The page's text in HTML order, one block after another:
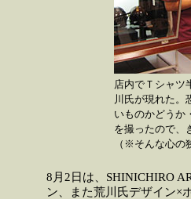
店内でＴシャツ
川氏が現れた。
いものかどうか
を撮ったので、
（※そんな心の
8月2日は、SHINICHIRO
ン、また荒川氏デザイン×